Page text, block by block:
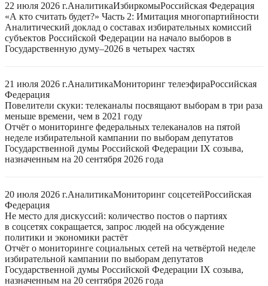
22 июля 2026 г.АналитикаИзбиркомыРоссийская Федерация
«А кто считать будет?» Часть 2: Имитация многопартийности
Аналитический доклад о составах избирательных комиссий
субъектов Российской Федерации на начало выборов в
Государственную думу–2026 в четырех частях
21 июля 2026 г.АналитикаМониторинг телеэфираРоссийская
Федерация
Повелители скуки: телеканалы посвящают выборам в три раза
меньше времени, чем в 2021 году
Отчёт о мониторинге федеральных телеканалов на пятой
неделе избирательной кампании по выборам депутатов
Государственной думы Российской Федерации IX созыва,
назначенным на 20 сентября 2026 года
20 июля 2026 г.АналитикаМониторинг соцсетейРоссийская
Федерация
Не место для дискуссий: количество постов о партиях
в соцсетях сокращается, запрос людей на обсуждение
политики и экономики растёт
Отчёт о мониторинге социальных сетей на четвёртой неделе
избирательной кампании по выборам депутатов
Государственной думы Российской Федерации IX созыва,
назначенным на 20 сентября 2026 года